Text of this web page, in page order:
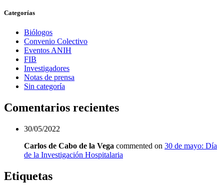
Categorías
Biólogos
Convenio Colectivo
Eventos ANIH
FIB
Investigadores
Notas de prensa
Sin categoría
Comentarios recientes
30/05/2022
Carlos de Cabo de la Vega commented on 30 de mayo: Día
de la Investigación Hospitalaria
Etiquetas